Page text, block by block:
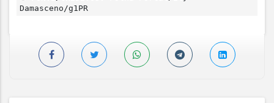
Damasceno/g1PR